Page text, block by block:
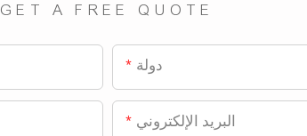
GET A FREE QUOTE
دولة
البريد الإلكتروني